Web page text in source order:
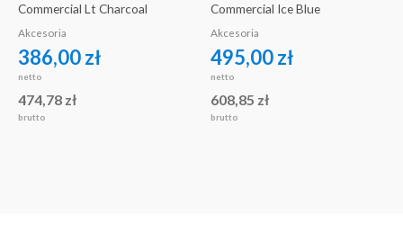
Commercial Lt Charcoal
Akcesoria
386,00zł
netto
474,78 zł
brutto
Commercial Ice Blue
Akcesoria
495,00zł
netto
608,85 zł
brutto